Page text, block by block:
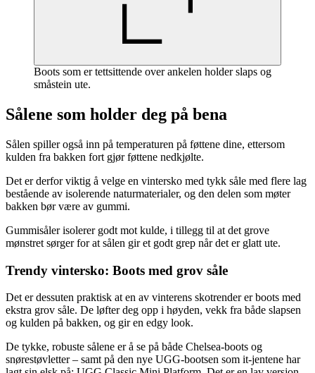
Boots som er tettsittende over ankelen holder slaps og
småstein ute.
Sålene som holder deg på bena
Sålen spiller også inn på temperaturen på føttene dine, ettersom
kulden fra bakken fort gjør føttene nedkjølte.
Det er derfor viktig å velge en vintersko med tykk såle med flere lag
bestående av isolerende naturmaterialer, og den delen som møter
bakken bør være av gummi.
Gummisåler isolerer godt mot kulde, i tillegg til at det grove
mønstret sørger for at sålen gir et godt grep når det er glatt ute.
Trendy vintersko: Boots med grov såle
Det er dessuten praktisk at en av vinterens skotrender er boots med
ekstra grov såle. De løfter deg opp i høyden, vekk fra både slapsen
og kulden på bakken, og gir en edgy look.
De tykke, robuste sålene er å se på både Chelsea-boots og
snørestøvletter – samt på den nye UGG-bootsen som it-jentene har